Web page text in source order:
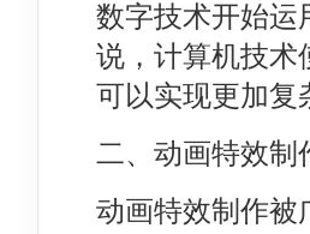
数字技术开始运
说，计算机技术
可以实现更加复
二、动画特效制
动画特效制作被